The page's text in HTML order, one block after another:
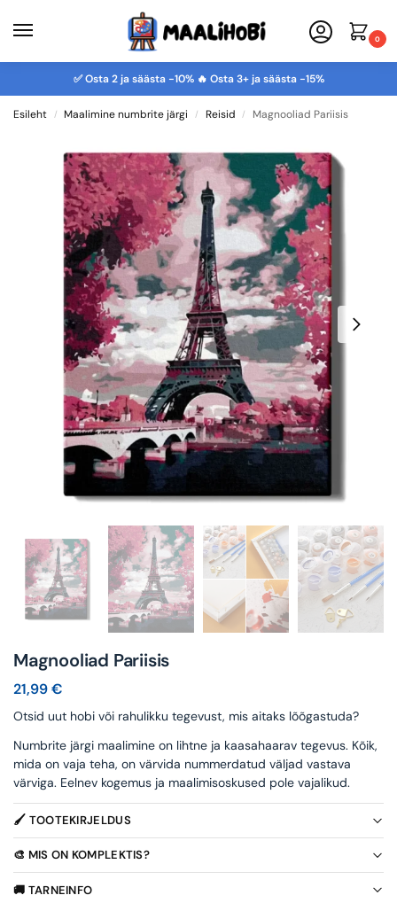
0
✅ Osta 2 ja säästa -10% 🔥 Osta 3+ ja säästa -15%
Esileht / Maalimine numbrite järgi / Reisid / Magnooliad Pariisis
Magnooliad Pariisis
21,99€
Otsid uut hobi või rahulikku tegevust, mis aitaks lõõgastuda?
Numbrite järgi maalimine on lihtne ja kaasahaarav tegevus. Kõik,
mida on vaja teha, on värvida nummerdatud väljad vastava
värviga. Eelnev kogemus ja maalimisoskused pole vajalikud.
🖌️ TOOTEKIRJELDUS
🎨 MIS ON KOMPLEKTIS?
🚚 TARNEINFO